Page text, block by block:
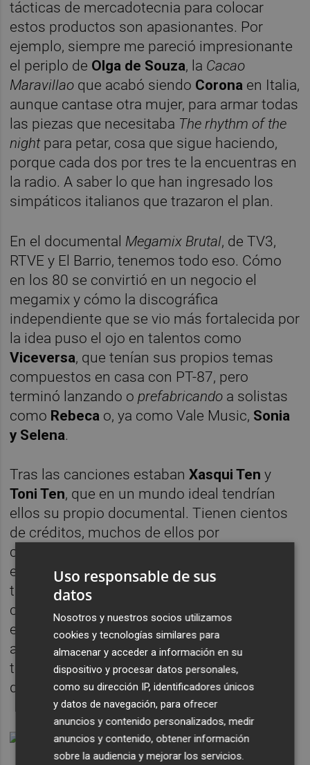
tácticas de mercadotecnia para colocar
estos productos son apasionantes. Por
ejemplo, siempre me pareció impresionante
el periplo de Olga de Souza, la Cacao
Maravillao que acabó siendo Corona en Italia,
aunque cantase otra mujer, para armar todas
las piezas que necesitaba The rhythm of the
nightpara petar, cosa que sigue haciendo,
porque cada dos por tres te la encuentras en
la radio. A saber lo que han ingresado los
simpáticos italianos que trazaron el plan.
En el documental Megamix Brutal, de TV3,
RTVE y El Barrio, tenemos todo eso. Cómo
en los 80 se convirtió en un negocio el
megamix y cómo la discográfica
independiente que se vio más fortalecida por
la idea puso el ojo en talentos como
Viceversa, que tenían sus propios temas
compuestos en casa con PT-87, pero
terminó lanzando oprefabricando a solistas
como Rebeca o, ya como Vale Music, Sonia
y Selena.
Tras las canciones estabanXasqui Ten y
Toni Ten, que en un mundo ideal tendrían
ellos su propio documental. Tienen cientos
de créditos, muchos de ellos por
composición, de las canciones más
escuchadas en España durante los últimos
treinta años. Las discusiones sobre el
concepto “
” para Rebeca, que
era una frase propia de generaciones
anteriores y ella no la entendía bien, encima
tenía ciertas connotaciones, son un
descojono.
Uso responsable de sus
datos
Nosotros y nuestros socios utilizamos
cookies y tecnologías similares para
almacenar y acceder a información en su
dispositivo y procesar datos personales,
como su dirección IP, identificadores únicos
y datos de navegación, para ofrecer
anuncios y contenido personalizados, medir
anuncios y contenido, obtener información
sobre la audiencia y mejorar los servicios.